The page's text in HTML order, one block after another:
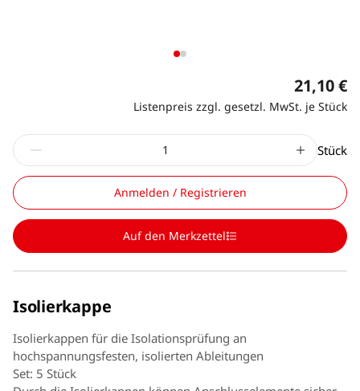
21,10 €
Listenpreis zzgl. gesetzl. MwSt. je Stück
Stück
Anmelden / Registrieren
Auf den Merkzettel
Isolierkappe
Isolierkappen für die Isolationsprüfung an
hochspannungsfesten, isolierten Ableitungen
Set: 5 Stück